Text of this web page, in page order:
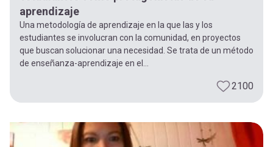
aprendizaje
Una metodología de aprendizaje en la que las y los
estudiantes se involucran con la comunidad, en proyectos
que buscan solucionar una necesidad. Se trata de un método
de enseñanza-aprendizaje en el...
2100